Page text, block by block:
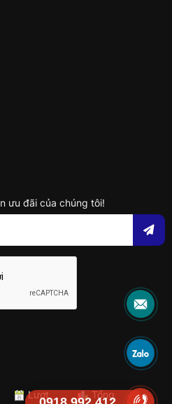
ưu đãi của chúng tôi!
Lượt
Tổng